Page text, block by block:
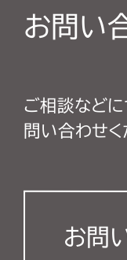
お問い
ご相談などに
問い合わせく
お問